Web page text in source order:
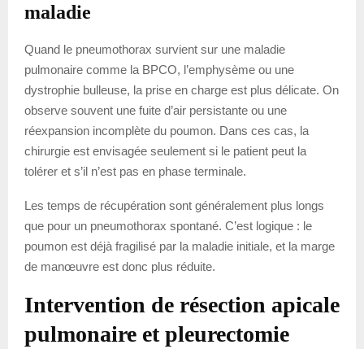
maladie
Quand le pneumothorax survient sur une maladie
pulmonaire comme la BPCO, l’emphysème ou une
dystrophie bulleuse, la prise en charge est plus délicate. On
observe souvent une fuite d’air persistante ou une
réexpansion incomplète du poumon. Dans ces cas, la
chirurgie est envisagée seulement si le patient peut la
tolérer et s’il n’est pas en phase terminale.
Les temps de récupération sont généralement plus longs
que pour un pneumothorax spontané. C’est logique : le
poumon est déjà fragilisé par la maladie initiale, et la marge
de manœuvre est donc plus réduite.
Intervention de résection apicale
pulmonaire et pleurectomie